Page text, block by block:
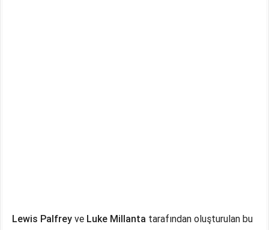
Lewis Palfrey ve Luke Millanta tarafından oluşturulan bu